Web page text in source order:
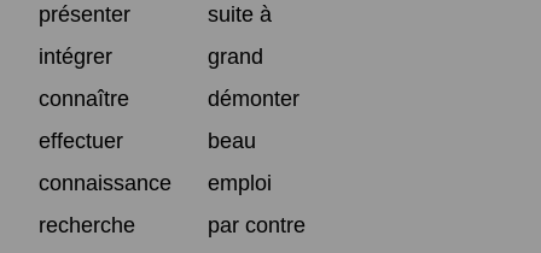
présenter
suite à
intégrer
grand
connaître
démonter
effectuer
beau
connaissance
emploi
recherche
par contre